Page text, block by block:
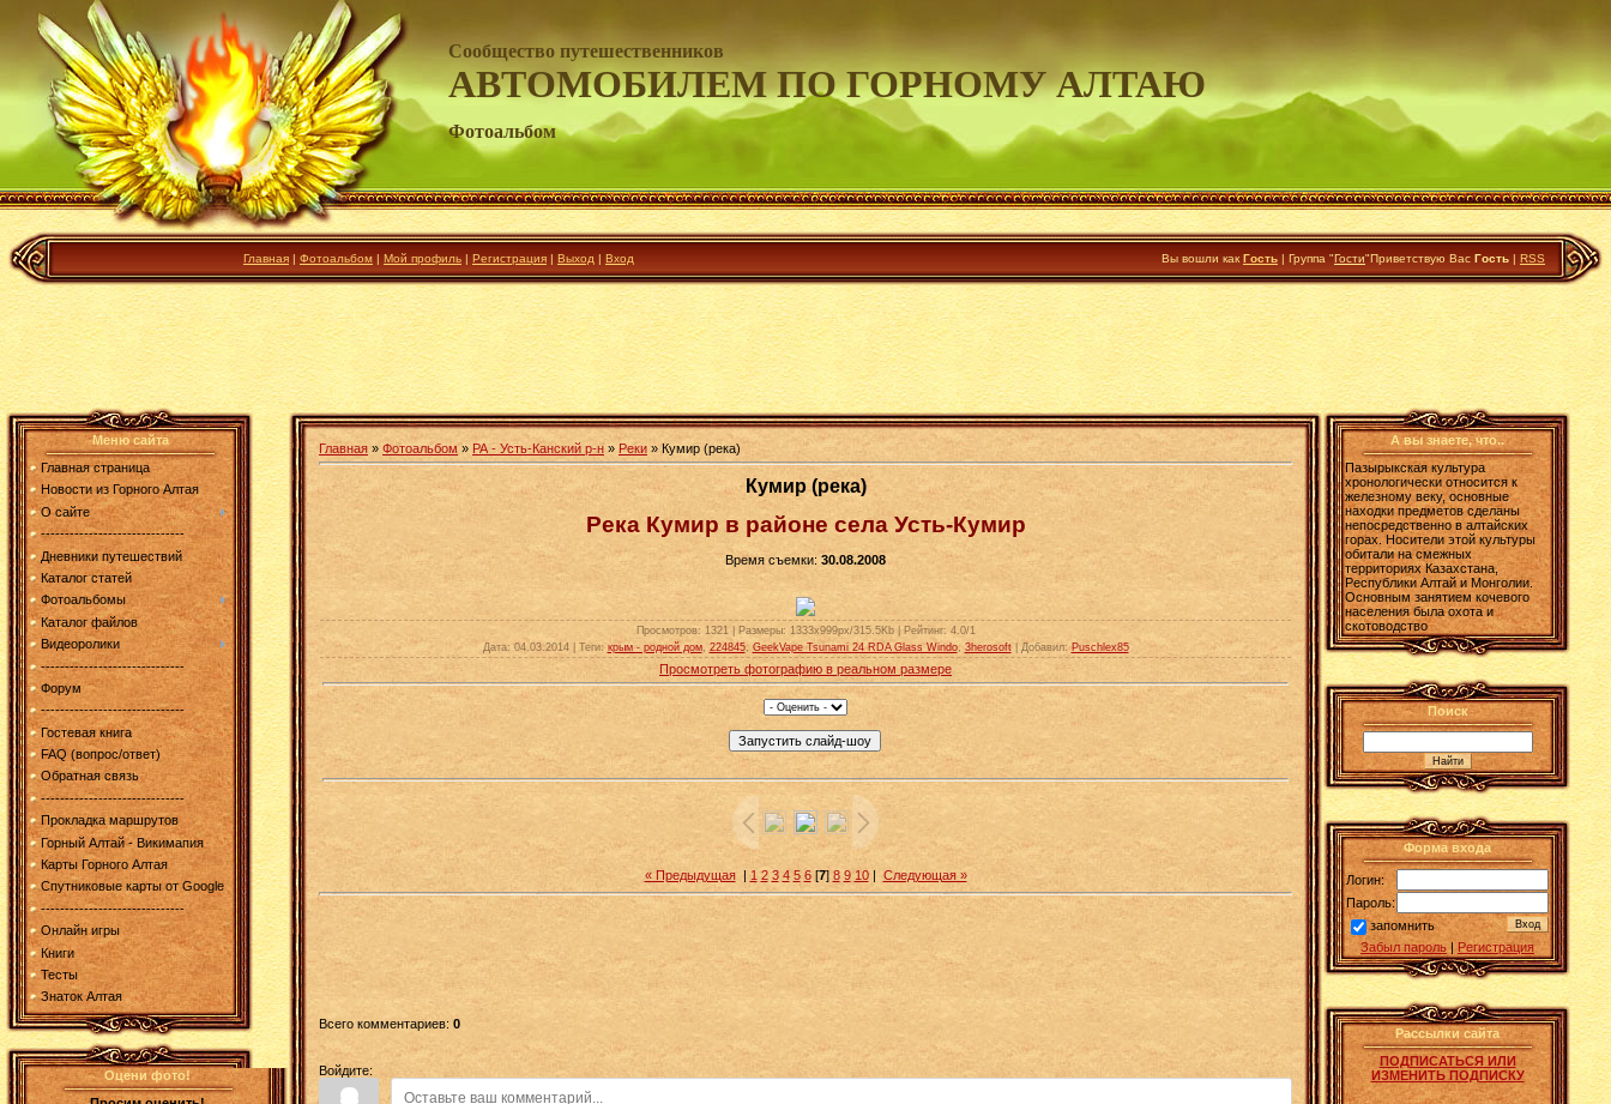
Сообщество путешественников
АВТОМОБИЛЕМ ПО ГОРНОМУ АЛТАЮ
Фотоальбом
Главная | Фотоальбом | Мой профиль | Регистрация | Выход | Вход Вы вошли как Гость | Группа "Гости"Приветствую Вас Гость | RSS
Меню сайта
Главная страница
Новости из Горного Алтая
О сайте
------------------------------
Дневники путешествий
Каталог статей
Фотоальбомы
Каталог файлов
Видеоролики
------------------------------
Форум
------------------------------
Гостевая книга
FAQ (вопрос/ответ)
Обратная связь
------------------------------
Прокладка маршрутов
Горный Алтай - Викимапия
Карты Горного Алтая
Спутниковые карты от Google
------------------------------
Онлайн игры
Книги
Тесты
Знаток Алтая
Оцени фото!
Главная » Фотоальбом» РА - Усть-Канский р-н » Реки » Кумир (река)
Кумир (река)
Река Кумир в районе села Усть-Кумир
Время съемки: 30.08.2008
Просмотров: 1321 | Размеры: 1333x999px/315.5Kb | Рейтинг: 4.0/1
Дата: 04.03.2014 | Теги: крым - родной дом, 224845, GeekVape Tsunami 24 RDA Glass Windo, 3herosoft| Добавил:Puschlex85
Просмотреть фотографию в реальном размере
« Предыдущая| 1 2 3 4 5 6[7] 8 9 10| Следующая »
Всего комментариев: 0
Войдите:
А вы знаете, что..
Пазырыкская культура
хронологически относится к
железному веку, основные
находки предметов сделаны
непосредственно в алтайских
горах. Носители этой культуры
обитали на смежных
территориях Казахстана,
Республики Алтай и Монголии.
Основным занятием кочевого
населения была охота и
скотоводство
Поиск
Форма входа
Логин:
Пароль:
запомнить
Забыл пароль | Регистрация
Рассылки сайта
ПОДПИСАТЬСЯ ИЛИ
ИЗМЕНИТЬ ПОДПИСКУ